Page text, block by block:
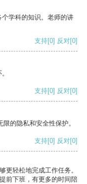
学科的知识。老师的讲
支持[0] 反对[0]
支持[0] 反对[0]
的隐私和安全性保护。
支持[0] 反对[0]
更轻松地完成工作任务。
前下班，有更多的时间陪